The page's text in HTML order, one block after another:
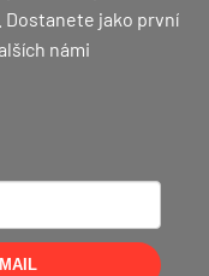
Dostanete jako první
námi